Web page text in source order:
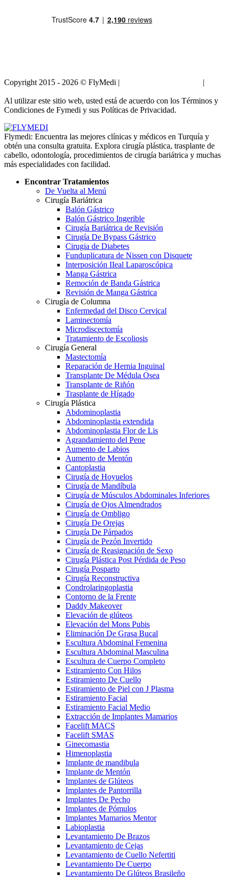
Copyright 2015 - 2026 © FlyMedi |
|
Al utilizar este sitio web, usted está de acuerdo con los Términos y
Condiciones de Fymedi y sus Políticas de Privacidad.
Flymedi: Encuentra las mejores clínicas y médicos en Turquía y
obtén una consulta gratuita. Explora cirugía plástica, trasplante de
cabello, odontología, procedimientos de cirugía bariátrica y muchas
más especialidades con facilidad.
Encontrar Tratamientos
De Vuelta al Menú
Cirugía Bariátrica
Balón Gástrico
Balón Gástrico Ingerible
Cirugía Bariátrica de Revisión
Cirugía De Bypass Gástrico
Cirugia de Diabetes
Funduplicatura de Nissen con Disquete
Interposición IIeal Laparoscópica
Manga Gástrica
Remoción de Banda Gástrica
Revisión de Manga Gástrica
Cirugía de Columna
Enfermedad del Disco Cervical
Laminectomía
Microdiscectomía
Tratamiento de Escoliosis
Cirugía General
Mastectomía
Reparación de Hernia Inguinal
Transplante De Médula Osea
Transplante de Riñón
Trasplante de Hígado
Cirugía Plástica
Abdominoplastia
Abdominoplastia extendida
Abdominoplastia Flor de Lis
Agrandamiento del Pene
Aumento de Labios
Aumento de Mentón
Cantoplastia
Cirugía de Hoyuelos
Cirugía de Mandíbula
Cirugía de Músculos Abdominales Inferiores
Cirugía de Ojos Almendrados
Cirugía de Ombligo
Cirugía De Orejas
Cirugía De Párpados
Cirugía de Pezón Invertido
Cirugía de Reasignación de Sexo
Cirugía Plástica Post Pérdida de Peso
Cirugía Posparto
Cirugía Reconstructiva
Condrolaringoplastia
Contorno de la Frente
Daddy Makeover
Elevación de glúteos
Elevación del Mons Pubis
Eliminación De Grasa Bucal
Escultura Abdominal Femenina
Escultura Abdominal Masculina
Escultura de Cuerpo Completo
Estiramiento Con Hilos
Estiramiento De Cuello
Estiramiento de Piel con J Plasma
Estiramiento Facial
Estiramiento Facial Medio
Extracción de Implantes Mamarios
Facelift MACS
Facelift SMAS
Ginecomastia
Himenoplastia
Implante de mandibula
Implante de Mentón
Implantes de Glúteos
Implantes de Pantorrilla
Implantes De Pecho
Implantes de Pómulos
Implantes Mamarios Mentor
Labioplastia
Levantamiento De Brazos
Levantamiento de Cejas
Levantamiento de Cuello Nefertiti
Levantamiento De Cuerpo
Levantamiento De Glúteos Brasileño